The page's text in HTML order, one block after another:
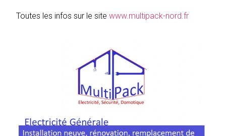
Toutes les infos sur le sitewww.multipack-nord.fr